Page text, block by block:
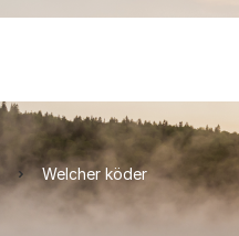
Welcher köder